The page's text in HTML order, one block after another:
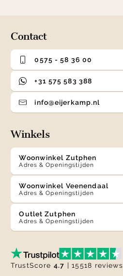
Contact
0575 - 58 36 00
+31 575 583 388
info@eijerkamp.nl
Winkels
Woonwinkel Zutphen
Adres & Openingstijden
Woonwinkel Veenendaal
Adres & Openingstijden
Outlet Zutphen
Adres & Openingstijden
TrustScore 4.7 | 15518 reviews